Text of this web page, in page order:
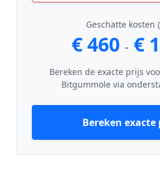
Geschatte kosten
€ 460 - €
Bereken de exacte prijs
Bitgummole via
Bereken exacte